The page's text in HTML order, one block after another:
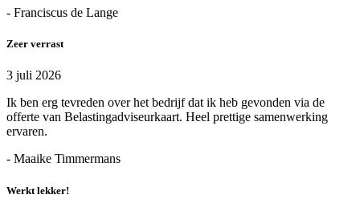
- Franciscus de Lange
Zeer verrast
3 juli 2026
Ik ben erg tevreden over het bedrijf dat ik heb gevonden via de
offerte van Belastingadviseurkaart. Heel prettige samenwerking
ervaren.
- Maaike Timmermans
Werkt lekker!